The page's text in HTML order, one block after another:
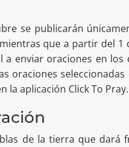
se publicarán
que a partir del 1
enviar oraciones en los
oraciones seleccionadas
la aplicación Click To Pray.
de la tierra que dará